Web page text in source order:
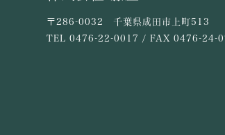
〒286-0032 千葉県成田市上町513
TEL0476-22-0017 / FAX 0476-24-